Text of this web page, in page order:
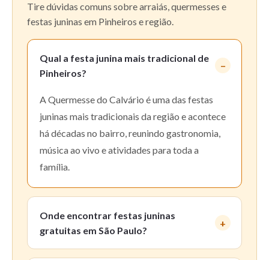
Tire dúvidas comuns sobre arraiás, quermesses e
festas juninas em Pinheiros e região.
Qual a festa junina mais tradicional de
Pinheiros?
A Quermesse do Calvário é uma das festas
juninas mais tradicionais da região e acontece
há décadas no bairro, reunindo gastronomia,
música ao vivo e atividades para toda a
família.
Onde encontrar festas juninas
gratuitas em São Paulo?